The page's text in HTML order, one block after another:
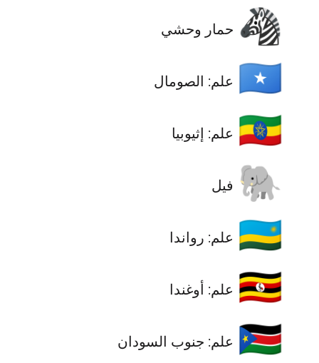
🦓 حمار وحشي
🇸🇴 علم: الصومال
🇪🇹 علم: إثيوبيا
🐘 فيل
🇷🇼 علم: رواندا
🇺🇬 علم: أوغندا
🇸🇸 علم: جنوب السودان